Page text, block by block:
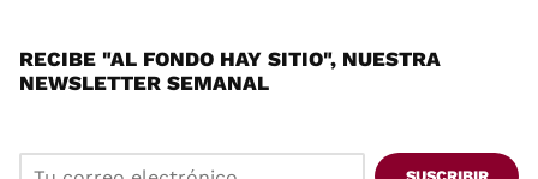
RECIBE "AL FONDO HAY SITIO", NUESTRA
NEWSLETTER SEMANAL